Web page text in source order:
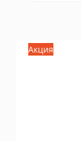
Акция